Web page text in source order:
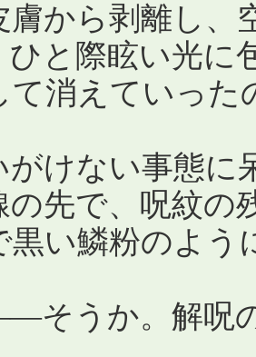
膚から剥離し、
ひと際眩い光に
て消えていった
けない事態に
の先で、呪紋の
黒い鱗粉のよう
そうか。解呪